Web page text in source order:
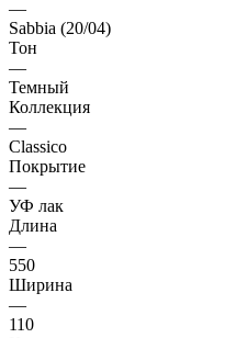
—
Sabbia (20/04)
Тон
—
Темный
Коллекция
—
Classico
Покрытие
—
УФ лак
Длина
—
550
Ширина
—
110